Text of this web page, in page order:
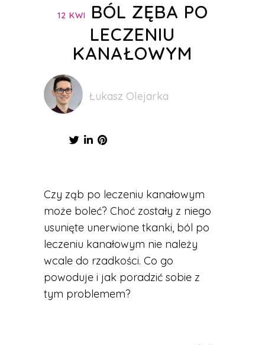
12 KWI
BÓL ZĘBA PO
LECZENIU
KANAŁOWYM
Łukasz Olejarka
Czy ząb po leczeniu kanałowym
może boleć? Choć zostały z niego
usunięte unerwione tkanki, ból po
leczeniu kanałowym nie należy
wcale do rzadkości. Co go
powoduje i jak poradzić sobie z
tym problemem?